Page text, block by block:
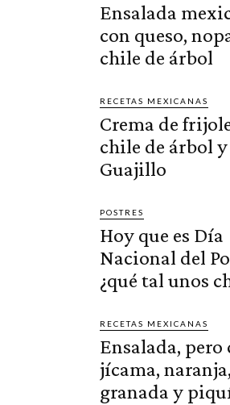
Ensalada
con queso,
chile de árbol
RECETAS MEXICANAS
Crema de
chile de árbol y
Guajillo
POSTRES
Hoy que es Día
Nacional del
¿qué tal unos
RECETAS MEXICANAS
Ensalada, pero
jícama, naranja,
granada y